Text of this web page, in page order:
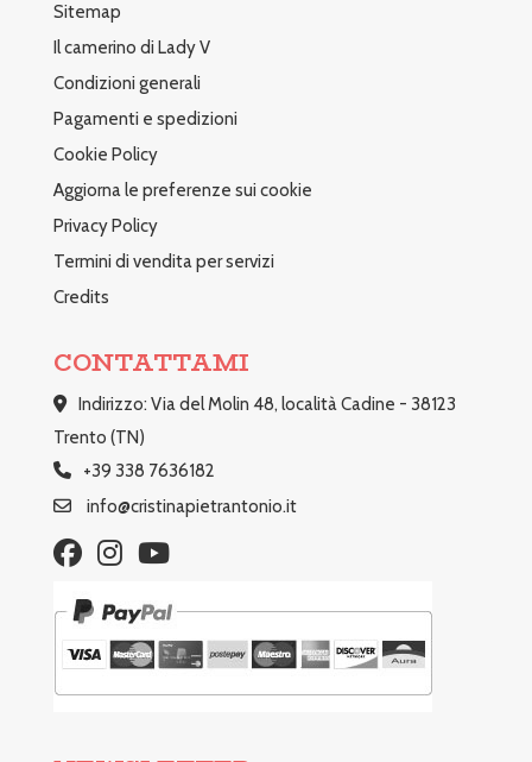
Sitemap
Il camerino di Lady V
Condizioni generali
Pagamenti e spedizioni
Cookie Policy
Aggiorna le preferenze sui cookie
Privacy Policy
Termini di vendita per servizi
Credits
CONTATTAMI
Indirizzo: Via del Molin 48, località Cadine - 38123
Trento (TN)
+39 338 7636182
info@cristinapietrantonio.it